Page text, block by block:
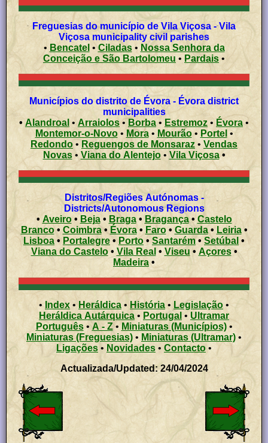
Freguesias do município de Vila Viçosa - Vila
Viçosa municipality civil parishes
• Bencatel •Ciladas• Nossa Senhora da
Conceição e São Bartolomeu • Pardais •
Municípios do distrito de Évora - Évora district
municipalities
• Alandroal •Arraiolos • Borba• Estremoz • Évora•
Montemor-o-Novo• Mora• Mourão• Portel •
Redondo • Reguengos de Monsaraz • Vendas
Novas• Viana do Alentejo• Vila Viçosa•
Distritos/Regiões Autónomas -
Districts/Autonomous Regions
• Aveiro• Beja• Braga• Bragança•Castelo
Branco• Coimbra• Évora• Faro• Guarda• Leiria•
Lisboa • Portalegre• Porto • Santarém• Setúbal •
Viana do Castelo• Vila Real • Viseu • Açores •
Madeira •
•Index • Heráldica • História • Legislação •
Heráldica Autárquica • Portugal • Ultramar
Português• A - Z• Miniaturas (Municípios)•
Miniaturas (Freguesias) • Miniaturas (Ultramar) •
Ligações • Novidades • Contacto •
Actualizada/Updated: 24/04/2024